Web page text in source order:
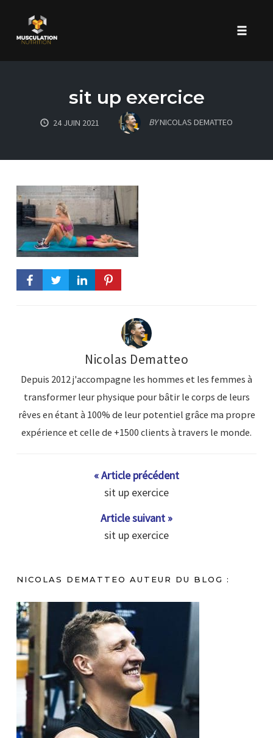
sit up exercice
24 JUIN 2021 BYNICOLAS DEMATTEO
Nicolas Dematteo
Depuis 2012 j'accompagne les hommes et les femmes à
transformer leur physique pour bâtir le corps de leurs
rêves en étant à 100% de leur potentiel grâce ma propre
expérience et celle de +1500 clients à travers le monde.
« Article précédent
sit up exercice
Article suivant »
sit up exercice
NICOLAS DEMATTEO AUTEUR DU BLOG :